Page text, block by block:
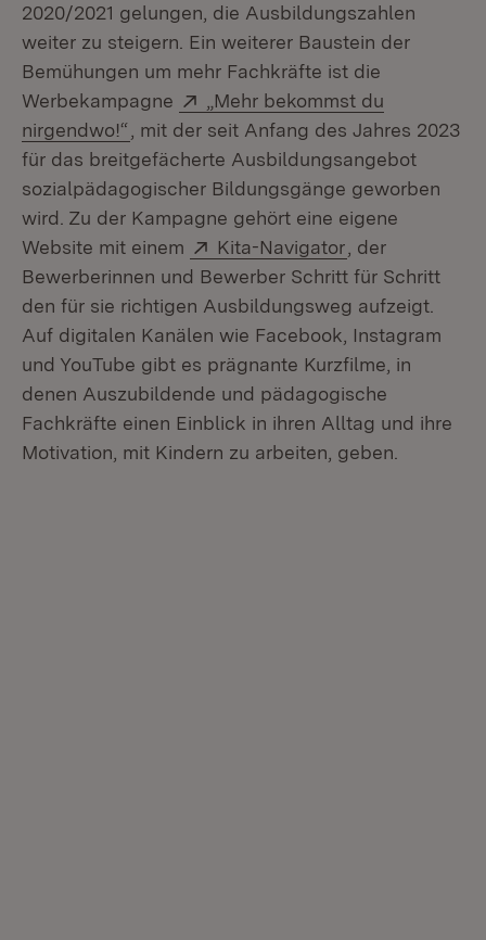
2020/2021 gelungen, die Ausbildungszahlen
weiter zu steigern. Ein weiterer Baustein der
Bemühungen um mehr Fachkräfte ist die
Werbekampagne
Extern:
„Mehr bekommst du
nirgendwo!“ (Öffnet in neuem Fenster)
, mit der seit Anfang des Jahres 2023
für das breitgefächerte Ausbildungsangebot
sozialpädagogischer Bildungsgänge geworben
wird. Zu der Kampagne gehört eine eigene
Website mit einem
Extern:
Kita-Navigator (Öffnet in
, der
Bewerberinnen und Bewerber Schritt für Schritt
den für sie richtigen Ausbildungsweg aufzeigt.
Auf digitalen Kanälen wie Facebook, Instagram
und YouTube gibt es prägnante Kurzfilme, in
denen Auszubildende und pädagogische
Fachkräfte einen Einblick in ihren Alltag und ihre
Motivation, mit Kindern zu arbeiten, geben.